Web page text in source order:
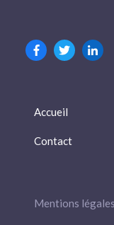
Accueil
Contact
Mentions légales